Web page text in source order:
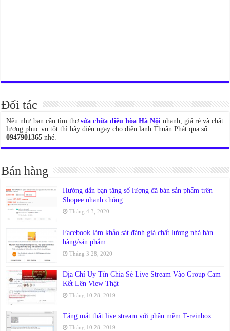
Đối tác
Nếu như bạn cần tìm thợsửa chữa điều hòa Hà Nội nhanh, giá rẻ và chất
lượng phục vụ tốt thì hãy điện ngay cho điện lạnh Thuận Phát qua số
0947901365 nhé.
Bán hàng
Hướng dẫn bạn tăng số lượng đã bán sản phẩm trên
Shopee nhanh chóng
Tháng 4 3, 2020
Facebook làm khảo sát đánh giá chất lượng nhà bán
hàng/sản phẩm
Tháng 3 28, 2020
Địa Chỉ Uy Tín Chia Sẻ Live Stream Vào Group Cam
Kết Lên View Thật
Tháng 10 28, 2019
Tăng mắt thật live stream với phần mềm T-reinbox
Tháng 10 28, 2019